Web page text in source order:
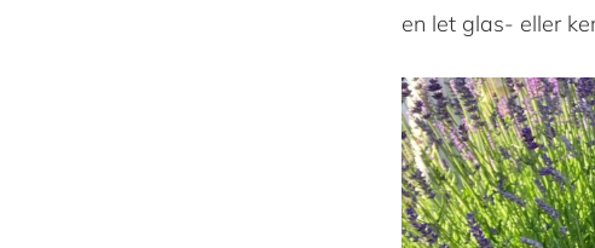
en let glas- eller